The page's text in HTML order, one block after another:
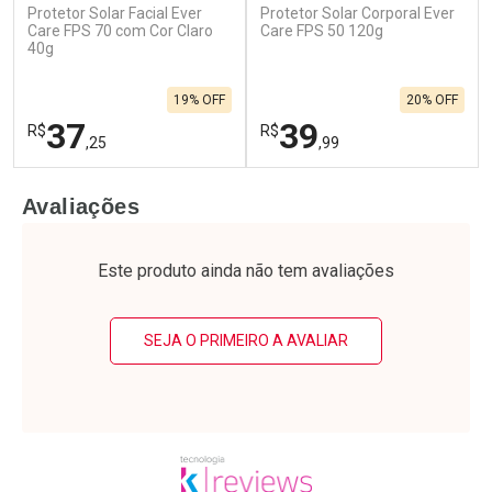
Protetor Solar Facial Ever
Care FPS 70 com Cor Claro
40g
R$37,25
19% OFF
Laboratório
Por Menos
Protetor Solar Corporal Ever
Care FPS 50 120g
R$39,99
20% OFF
Laboratório
Por Menos
Avaliações
Este produto ainda não tem avaliações
SEJA O PRIMEIRO A AVALIAR